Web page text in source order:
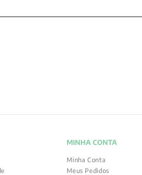
MINHA CONTA
Minha Conta
Meus Pedidos